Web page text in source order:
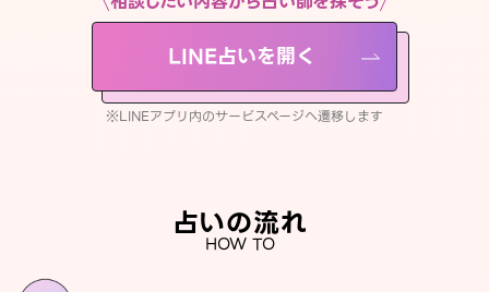
LINE占いを開く
※LINEアプリ内のサービスページへ遷移します
占いの流れ
HOW TO